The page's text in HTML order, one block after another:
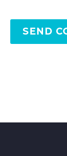
SEND